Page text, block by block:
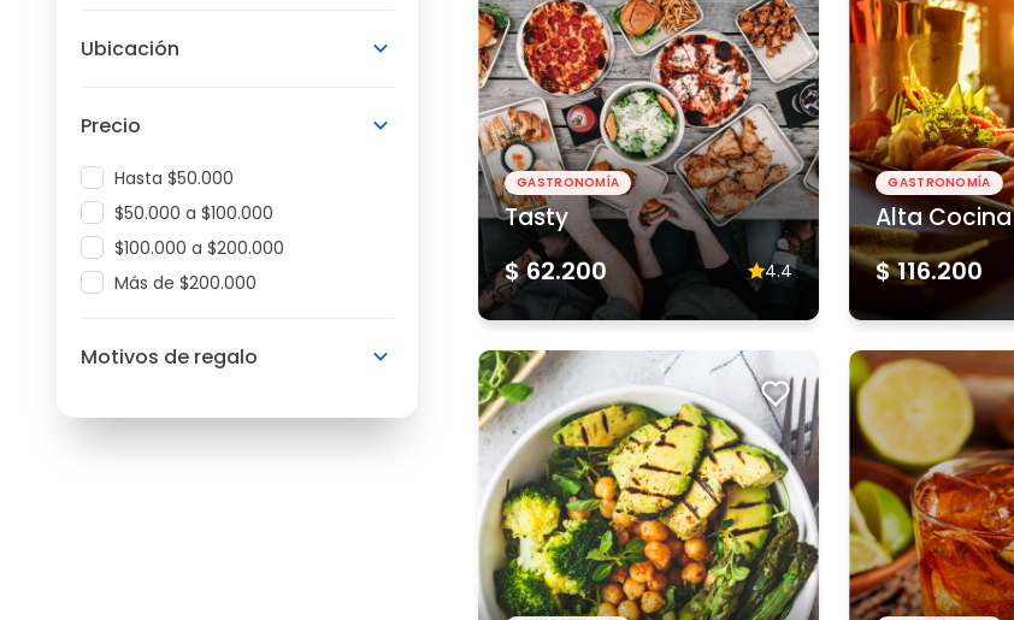
Ubicación
Precio
Hasta $50.000
$50.000 a $100.000
$100.000 a $200.000
Más de $200.000
Motivos de regalo
GASTRONOMÍA
Tasty
$ 62.200 4.4
GASTRONOMÍA
Alta Cocina
$ 116.200